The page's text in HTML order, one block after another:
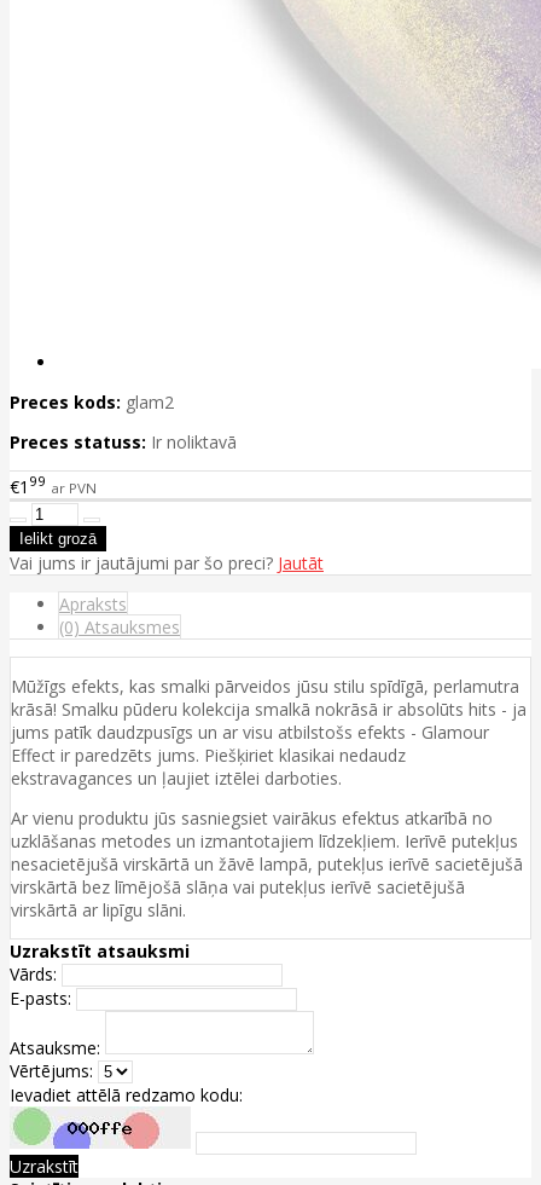
Preces kods: glam2
Preces statuss: Ir noliktavā
€1 99 ar PVN
Vai jums ir jautājumi par šo preci? Jautāt
Apraksts
(0) Atsauksmes
Mūžīgs efekts, kas smalki pārveidos jūsu stilu spīdīgā, perlamutra
krāsā! Smalku pūderu kolekcija smalkā nokrāsā ir absolūts hits - ja
jums patīk daudzpusīgs un ar visu atbilstošs efekts - Glamour
Effect ir paredzēts jums. Piešķiriet klasikai nedaudz
ekstravagances un ļaujiet iztēlei darboties.
Ar vienu produktu jūs sasniegsiet vairākus efektus atkarībā no
uzklāšanas metodes un izmantotajiem līdzekļiem. Ierīvē putekļus
nesacietējušā virskārtā un žāvē lampā, putekļus ierīvē sacietējušā
virskārtā bez līmējošā slāņa vai putekļus ierīvē sacietējušā
virskārtā ar lipīgu slāni.
Uzrakstīt atsauksmi
Vārds:
E-pasts:
Atsauksme:
Vērtējums:
Ievadiet attēlā redzamo kodu:
Uzrakstīt